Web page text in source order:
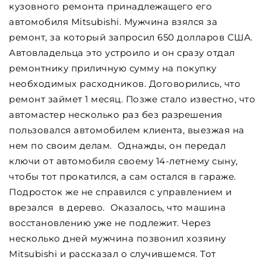
кузовного ремонта принадлежащего его
автомобиля Mitsubishi. Мужчина взялся за
ремонт, за который запросил 650 долларов США.
Автовладельца это устроило и он сразу отдал
ремонтнику приличную сумму на покупку
необходимых расходников. Договорились, что
ремонт займет 1 месяц. Позже стало известно, что
автомастер несколько раз без разрешения
пользовался автомобилем клиента, выезжая на
нем по своим делам. Однажды, он передал
ключи от автомобиля своему 14-летнему сыну,
чтобы тот прокатился, а сам остался в гараже.
Подросток же не справился с управлением и
врезался в дерево. Оказалось, что машина
восстановлению уже не подлежит. Через
несколько дней мужчина позвонил хозяину
Mitsubishi и рассказал о случившемся. Тот